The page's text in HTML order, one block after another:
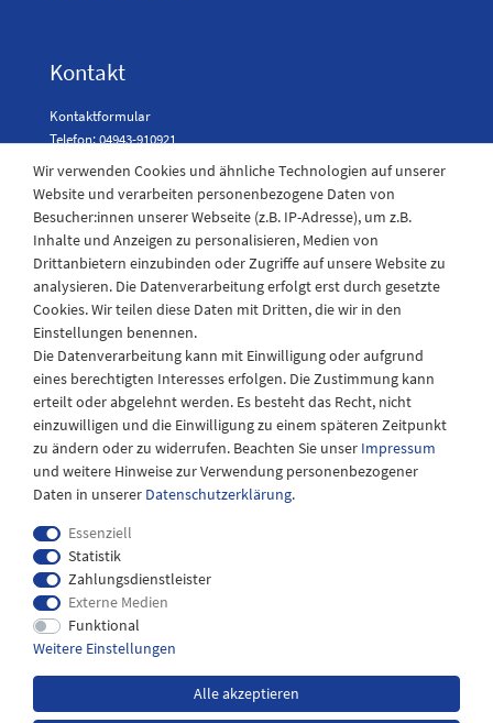
Kontakt
Kontaktformular
Telefon: 04943-910921
Laden Öffnungszeiten
Montag - Freitag
08:30 - 12:30 und 13.00 - 17.30 Uhr
Samstags
08:30 bis 12:30 Uhr
Impressum
Widerrufs­recht
Wir verwenden Cookies und ähnliche Technologien auf unserer
Website und verarbeiten personenbezogene Daten von
Besucher:innen unserer Webseite (z.B. IP-Adresse), um z.B.
Inhalte und Anzeigen zu personalisieren, Medien von
Drittanbietern einzubinden oder Zugriffe auf unsere Website zu
analysieren. Die Datenverarbeitung erfolgt erst durch gesetzte
Cookies. Wir teilen diese Daten mit Dritten, die wir in den
Einstellungen benennen.
Die Datenverarbeitung kann mit Einwilligung oder aufgrund
eines berechtigten Interesses erfolgen. Die Zustimmung kann
erteilt oder abgelehnt werden. Es besteht das Recht, nicht
einzuwilligen und die Einwilligung zu einem späteren Zeitpunkt
zu ändern oder zu widerrufen. Beachten Sie unser Impressum
und weitere Hinweise zur Verwendung personenbezogener
Daten in unserer Daten­schutz­erklärung.
Essenziell
Statistik
Zahlungsdienstleister
Externe Medien
Funktional
Weitere Einstellungen
Alle akzeptieren